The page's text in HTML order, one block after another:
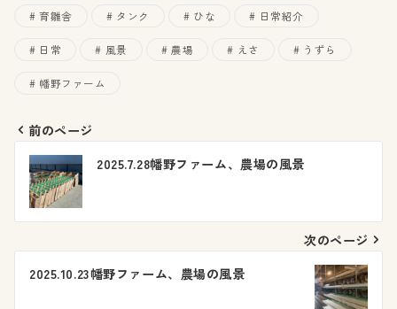
育雛舎 タンク ひな 日常紹介
日常 風景 農場 えさ うずら
幡野ファーム
投
稿
ビ
前のページ
2025.7.28幡野ファーム、農場の風景
次のページ
2025.10.23幡野ファーム、農場の風景